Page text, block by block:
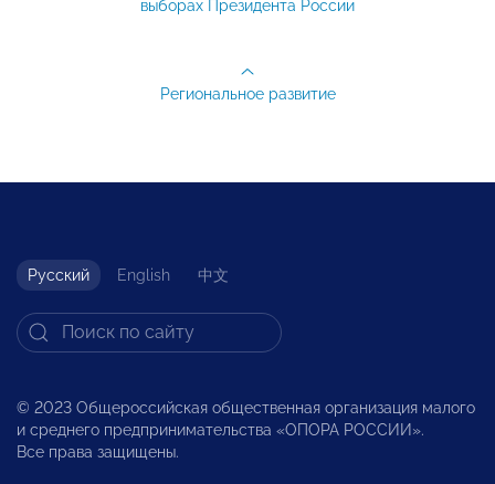
выборах Президента России
Региональное развитие
Русский English 中文
© 2023 Общероссийская общественная организация малого
и среднего предпринимательства «ОПОРА РОССИИ».
Все права защищены.